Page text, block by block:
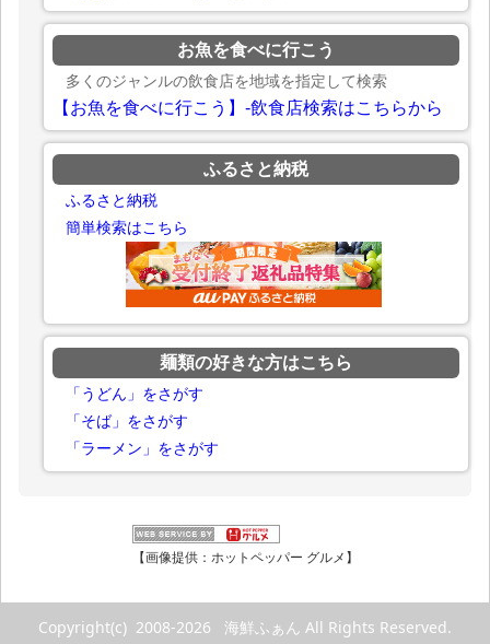
お魚を食べに行こう
多くのジャンルの飲食店を地域を指定して検索
【お魚を食べに行こう】-飲食店検索はこちらから
ふるさと納税
ふるさと納税
簡単検索はこちら
麺類の好きな方はこちら
「うどん」をさがす
「そば」をさがす
「ラーメン」をさがす
【画像提供：ホットペッパー グルメ】
Copyright(c) 2008-2026 海鮮ふぁん All Rights Reserved.